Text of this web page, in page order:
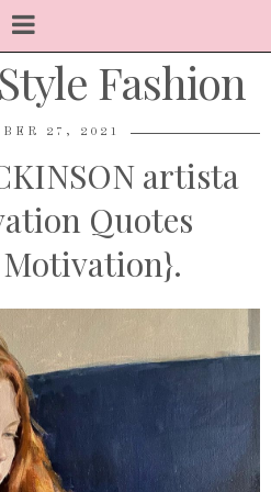
Fashion
27, 2021
artista
Quotes